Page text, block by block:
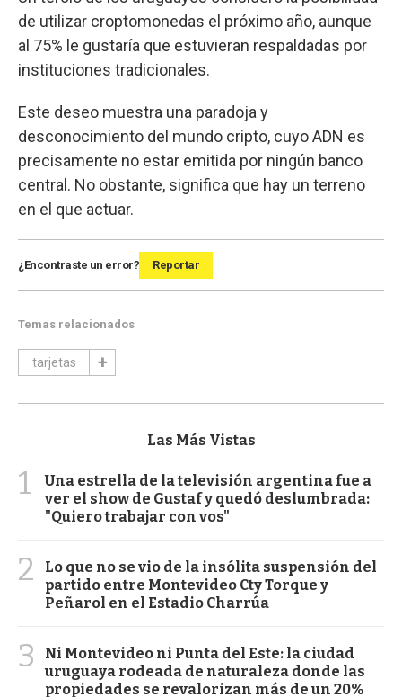
de utilizar croptomonedas el próximo año, aunque
al 75% le gustaría que estuvieran respaldadas por
instituciones tradicionales.
Este deseo muestra una paradoja y
desconocimiento del mundo cripto, cuyo ADN es
precisamente no estar emitida por ningún banco
central. No obstante, significa que hay un terreno
en el que actuar.
¿Encontraste un error? Reportar
Temas relacionados
tarjetas
Las Más Vistas
1
Una estrella de la televisión argentina fue a
ver el show de Gustaf y quedó deslumbrada:
"Quiero trabajar con vos"
2
Lo que no se vio de la insólita suspensión del
partido entre Montevideo Cty Torque y
Peñarol en el Estadio Charrúa
3
Ni Montevideo ni Punta del Este: la ciudad
uruguaya rodeada de naturaleza donde las
propiedades se revalorizan más de un 20%